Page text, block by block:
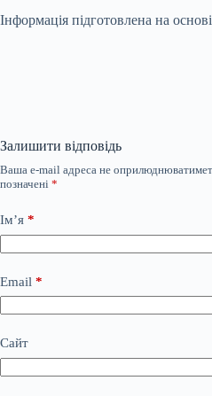
Інформація підготовлена на основі
Залишити відповідь
Ваша e-mail адреса не
позначені *
Ім’я *
Email *
Сайт